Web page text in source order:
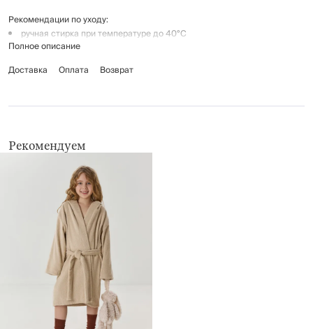
Рекомендации по уходу:
ручная стирка при температуре до 40°С
деликатный отжим
не отбеливать
Полное описание
Доставка
Оплата Возврат
Рекомендуем